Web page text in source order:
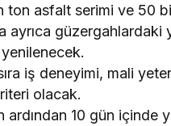
ton asfalt serimi ve 50
ayrıca güzergahlardaki
iş deneyimi, mali
olacak.
ardından 10 gün içinde